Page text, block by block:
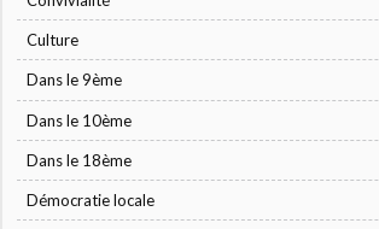
Culture
Dans le 9ème
Dans le 10ème
Dans le 18ème
Démocratie locale